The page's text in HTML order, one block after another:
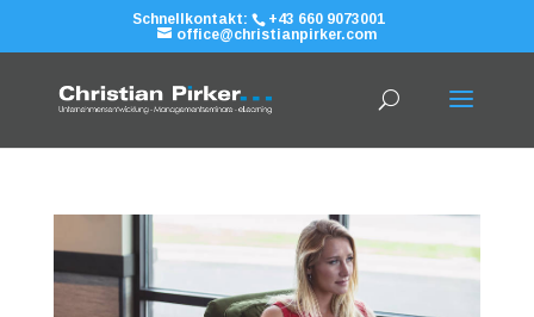
Schnellkontakt:
+43 660 9073001
office@christianpirker.com